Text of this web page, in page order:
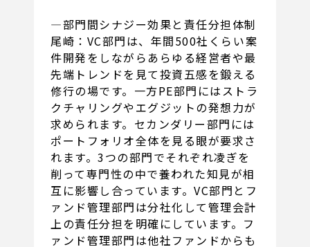
―部門間シナジー効果と責任分担体制
尾崎：VC部門は、年間500社くらい案
件開発をしながらあらゆる経営者や最
先端トレンドを見て投資五感を鍛える
修行の場です。一方PE部門にはストラ
クチャリングやエグジットの発想力が
求められます。セカンダリー部門には
ポートフォリオ全体を見る眼が要求さ
れます。3つの部門でそれぞれ凌ぎを
削って専門性の中で養われた知見が相
互に影響し合っています。VC部門とフ
ァンド管理部門は分社化して管理会計
上の責任分担を明確にしています。フ
ァンド管理部門は他社ファンドからも